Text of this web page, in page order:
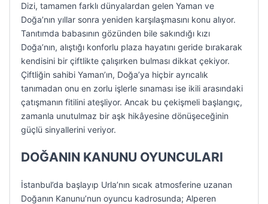
Dizi, tamamen farklı dünyalardan gelen Yaman ve
Doğa’nın yıllar sonra yeniden karşılaşmasını konu alıyor.
Tanıtımda babasının gözünden bile sakındığı kızı
Doğa’nın, alıştığı konforlu plaza hayatını geride bırakarak
kendisini bir çiftlikte çalışırken bulması dikkat çekiyor.
Çiftliğin sahibi Yaman’ın, Doğa’ya hiçbir ayrıcalık
tanımadan onu en zorlu işlerle sınaması ise ikili arasındaki
çatışmanın fitilini ateşliyor. Ancak bu çekişmeli başlangıç,
zamanla unutulmaz bir aşk hikâyesine dönüşeceğinin
güçlü sinyallerini veriyor.
DOĞANIN KANUNU OYUNCULARI
İstanbul’da başlayıp Urla’nın sıcak atmosferine uzanan
Doğanın Kanunu’nun oyuncu kadrosunda; Alperen